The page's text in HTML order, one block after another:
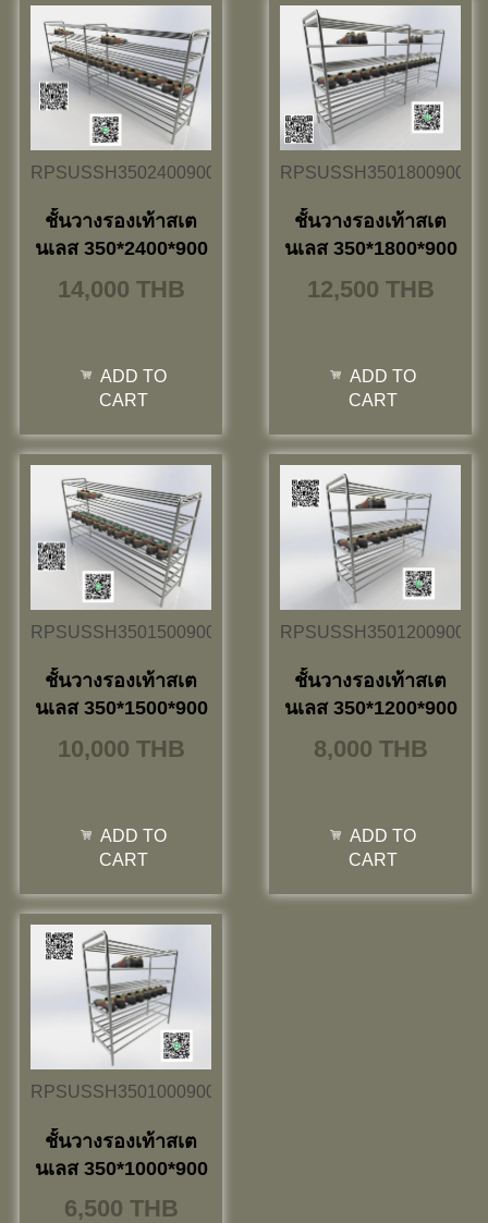
RPSUSSH3502400900
ชั้นวางรองเท้าสเต
นเลส 350*2400*900
14,000 THB
ADD TO
CART
RPSUSSH3501800900
ชั้นวางรองเท้าสเต
นเลส 350*1800*900
12,500 THB
ADD TO
CART
RPSUSSH3501500900
ชั้นวางรองเท้าสเต
นเลส 350*1500*900
10,000 THB
ADD TO
CART
RPSUSSH3501200900
ชั้นวางรองเท้าสเต
นเลส 350*1200*900
8,000 THB
ADD TO
CART
RPSUSSH3501000900
ชั้นวางรองเท้าสเต
นเลส 350*1000*900
6,500 THB